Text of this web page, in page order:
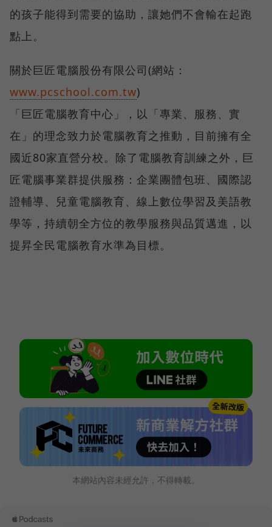
的孩子能得到需要的協助，讓她們不會輸在起跑
點上。
關於巨匠電腦股份有限公司(網站：
www.pcschool.com.tw)
「巨匠電腦教育中心」，以「專業、服務、實
在」的理念致力於電腦教育之推動，目前擁有全
國近80家直營分校。除了電腦教育訓練之外，巨
匠電腦事業群提供服務：企業團體包班、國際認
證輔導、兒童電腦教育、線上數位學習及美語教
學等，持續朝全方位的教學服務與品質邁進，以
提昇全民電腦教育水準為目標。
本網站內容未經允許，不得轉載。